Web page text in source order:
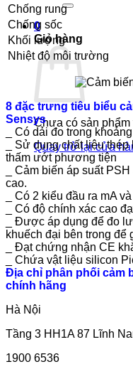
0
Giỏ hàng
Chưa có sản phẩm
Quay trở lại cửa
Chống rung
Chống sốc
Khối lượng
Nhiệt độ môi trường
8 đặc trưng tiêu biểu
Sensys
_ Có dải đo trong
_ Sử dụng chất liệu
thấm ướt phương tiện
_ Cảm biến áp suất
cao.
_ Có 2 kiểu đầu ra mA
_ Có độ chính xác cao
_ Được áp dụng để đo
khuếch đại bên trong
_ Đạt chứng nhận CE
_ Chứa vật liệu silicon
Địa chỉ phân phối cảm
chính hãng
Hà Nội
Tầng 3 HH1A 87 Lĩnh
1900 6536